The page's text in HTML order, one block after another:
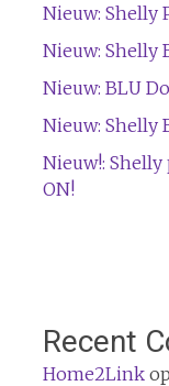
Nieuw: Shelly
Nieuw: Shelly
Nieuw: BLU
Nieuw: Shelly
Nieuw!: Shelly
ON!
Recent
Home2Linkop